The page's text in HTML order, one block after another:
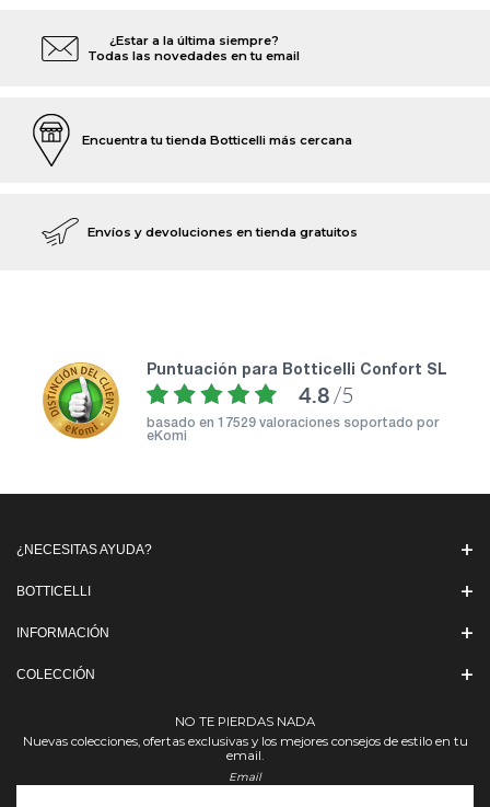
¿Estar a la última siempre?
Todas las novedades en tu email
Encuentra tu tienda Botticelli más cercana
Envíos y devoluciones en tienda gratuitos
puntuación para Botticelli Confort SL
4.8 /5
basado en 17529 valoraciones soportado por
eKomi
¿NECESITAS AYUDA?
BOTTICELLI
INFORMACIÓN
COLECCIÓN
NO TE PIERDAS NADA
Nuevas colecciones, ofertas exclusivas y los mejores consejos de estilo en tu
email.
Email